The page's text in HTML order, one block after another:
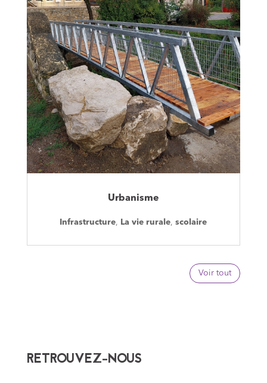
Urbanisme
Infrastructure, La vie rurale,scolaire
Voir tout
RETROUVEZ-NOUS